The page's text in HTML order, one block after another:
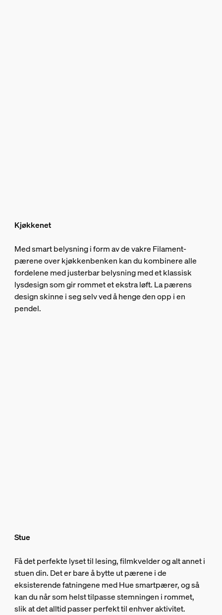
Kjøkkenet
Med smart belysning i form av de vakre Filament-
pærene over kjøkkenbenken kan du kombinere alle
fordelene med justerbar belysning med et klassisk
lysdesign som gir rommet et ekstra løft. La pærens
design skinne i seg selv ved å henge den opp i en
pendel.
Stue
Få det perfekte lyset til lesing, filmkvelder og alt annet i
stuen din. Det er bare å bytte ut pærene i de
eksisterende fatningene med Hue smartpærer, og så
kan du når som helst tilpasse stemningen i rommet,
slik at det alltid passer perfekt til enhver aktivitet.